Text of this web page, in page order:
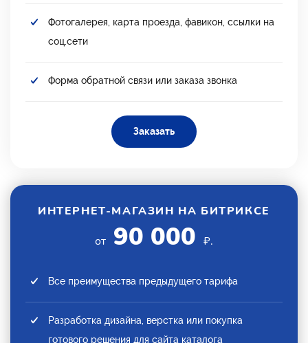
Фотогалерея, карта проезда, фавикон, ссылки на
соц.сети
Форма обратной связи или заказа звонка
Заказать
ИНТЕРНЕТ-МАГАЗИН НА БИТРИКСЕ
от 90 000 ₽.
Все преимущества предыдущего тарифа
Разработка дизайна, верстка или покупка
готового решения для сайта каталога